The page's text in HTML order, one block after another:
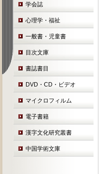
学会誌
心理学・福祉
一般書・児童書
目次文庫
書誌書目
DVD・CD・ビデオ
マイクロフィルム
電子書籍
漢字文化研究叢書
中国学術文庫